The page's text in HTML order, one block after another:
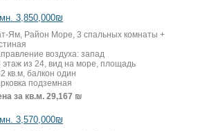
3,850,000₪
Ям, Район Море, 3 спальных комнаты +
воздуха: запад
этаж из 24, вид на море, площадь
кв.м, балкон один
подземная
за кв.м. 29,167 ₪
3,570,000₪